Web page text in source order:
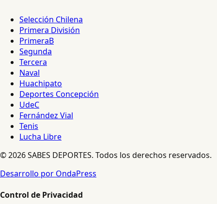
Selección Chilena
Primera División
PrimeraB
Segunda
Tercera
Naval
Huachipato
Deportes Concepción
UdeC
Fernández Vial
Tenis
Lucha Libre
© 2026 SABES DEPORTES. Todos los derechos reservados.
Desarrollo por OndaPress
Control de Privacidad